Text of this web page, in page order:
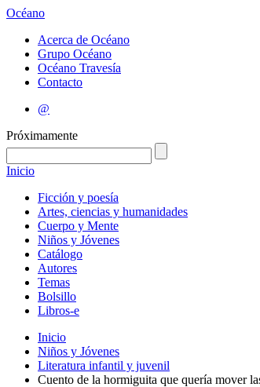
Océano
Acerca de Océano
Grupo Océano
Océano Travesía
Contacto
@
Próximamente
Inicio
Ficción y poesía
Artes, ciencias y humanidades
Cuerpo y Mente
Niños y Jóvenes
Catálogo
Autores
Temas
Bolsillo
Libros-e
Inicio
Niños y Jóvenes
Literatura infantil y juvenil
Cuento de la hormiguita que quería mover